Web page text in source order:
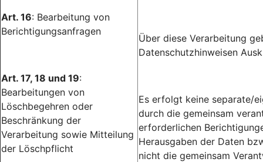
Art. 16: Bearbeitung von
Berichtigungsanfragen
Art. 17, 18 und 19:
Bearbeitungen von
Löschbegehren oder
Beschränkung der
Verarbeitung sowie Mitteilung
der Löschpflicht
Über diese Verarbeitung
Datenschutzhinweisen
Es erfolgt keine separate/
durch die gemeinsam
erforderlichen
Herausgaben der Daten
nicht die gemeinsam